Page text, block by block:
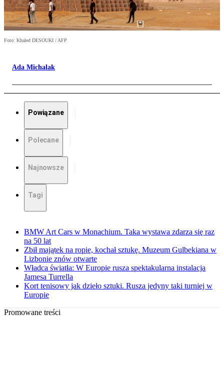
Foto: Khaled DESOUKI / AFP
Ada Michalak
Powiązane
Polecane
Najnowsze
Tagi
BMW Art Cars w Monachium. Taka wystawa zdarza się raz
na 50 lat
Zbił majątek na ropie, kochał sztukę. Muzeum Gulbekiana w
Lizbonie znów otwarte
Władca światła: W Europie rusza spektakularna instalacja
Jamesa Turrella
Kort tenisowy jak dzieło sztuki. Rusza jedyny taki turniej w
Europie
Promowane treści